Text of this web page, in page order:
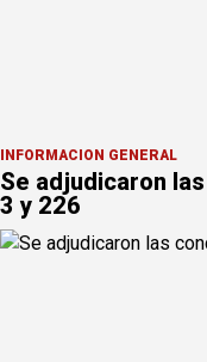
INFORMACION GENERAL
Se adjudicaron
3 y 226